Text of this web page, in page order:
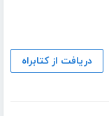
دریافت از کتابراه